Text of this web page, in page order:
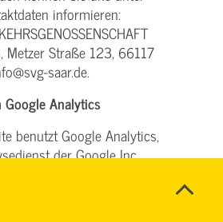
informieren:
Metzer Straße 123, 66117
saar.de.
Analytics
benutzt Google Analytics,
der Google Inc.
die auf Ihrem